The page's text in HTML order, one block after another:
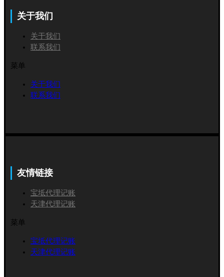
关于我们
关于我们
联系我们
菜单
关于我们
联系我们
友情链接
宝坻代理记账
天津代理记账
菜单
宝坻代理记账
天津代理记账